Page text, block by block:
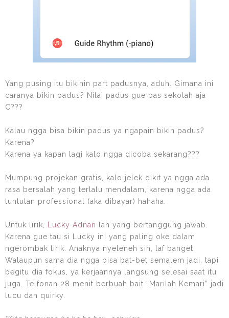
Yang pusing itu bikinin part padusnya, aduh. Gimana ini
caranya bikin padus? Nilai padus gue pas sekolah aja
C???
Kalau ngga bisa bikin padus ya ngapain bikin padus?
Karena?
Karena ya kapan lagi kalo ngga dicoba sekarang???
Mumpung projekan gratis, kalo jelek dikit ya ngga ada
rasa bersalah yang terlalu mendalam, karena ngga ada
tuntutan professional (aka dibayar) hahaha.
Untuk lirik, Lucky Adnan
lah yang bertanggung jawab.
Karena gue tau si Lucky ini yang paling oke dalam
ngerombak lirik. Anaknya nyeleneh sih, laf banget.
Walaupun sama dia ngga bisa bat-bet semalem jadi, tapi
begitu dia fokus, ya kerjaannya langsung selesai saat itu
juga. Telfonan 28 menit berbuah bait “Marilah Kemari” jadi
lucu dan quirky.